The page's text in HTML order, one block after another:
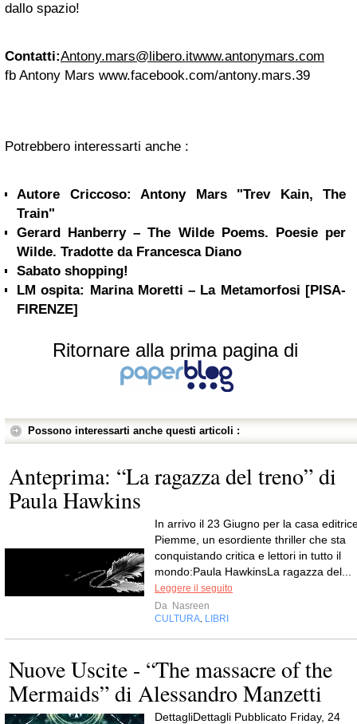
dallo spazio!
Contatti:Antony.mars@libero.itwww.antonymars.com
fb Antony Mars www.facebook.com/antony.mars.39
Potrebbero interessarti anche :
Autore Criccoso: Antony Mars "Trev Kain, The
Train"
Gerard Hanberry – The Wilde Poems. Poesie per
Wilde. Tradotte da Francesca Diano
Sabato shopping!
LM ospita: Marina Moretti – La Metamorfosi [PISA-
FIRENZE]
Ritornare alla prima pagina di
Possono interessarti anche questi articoli :
Anteprima: “La ragazza del treno” di
Paula Hawkins
In arrivo il 23 Giugno per la casa
Piemme, un esordiente thriller che sta
conquistando critica e lettori in tutto il
mondo:Paula HawkinsLa ragazza del...
Leggere il seguito
Da Nasreen
CULTURA LIBRI
Nuove Uscite - “The massacre of the
Mermaids” di Alessandro Manzetti
DettagliDettagli Pubblicato Friday, 24